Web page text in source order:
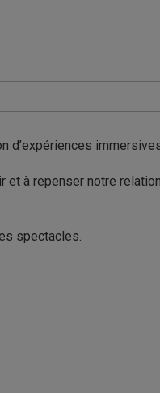
d’expériences
et à repenser notre
spectacles.